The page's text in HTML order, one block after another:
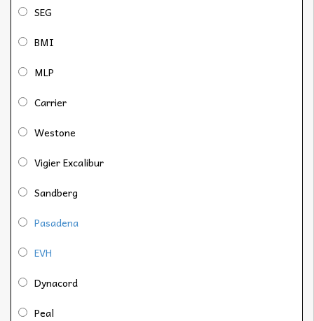
SEG
BMI
MLP
Carrier
Westone
Vigier Excalibur
Sandberg
Pasadena
EVH
Dynacord
Peal